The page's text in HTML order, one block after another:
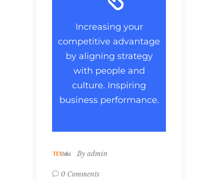
Increasing your
competitive advantage
by aligning strategy
with people and
culture. Inspiring
business performance.
By admin
0 Comments